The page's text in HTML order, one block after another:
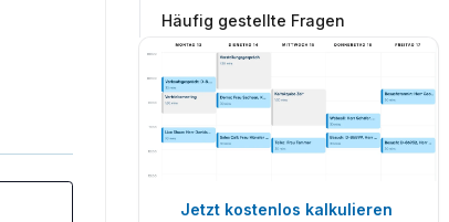
Häufig gestellte Fragen
Jetzt kostenlos kalkulieren